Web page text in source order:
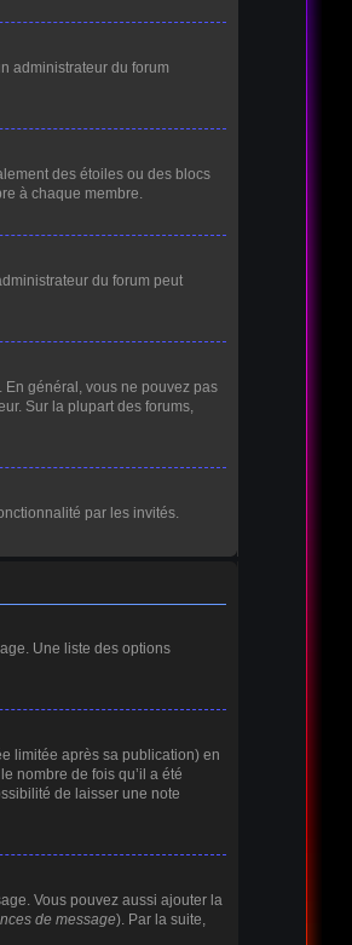
administrateur du forum
des étoiles ou des blocs
à chaque membre.
du forum peut
général, vous ne pouvez pas
Sur la plupart des forums,
par les invités.
Une liste des options
limitée après sa publication) en
nombre de fois qu’il a été
de laisser une note
Vous pouvez aussi ajouter la
de message). Par la suite,